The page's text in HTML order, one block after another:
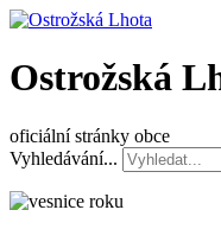
Ostrožská
oficiální stránky obce
Vyhledávání...